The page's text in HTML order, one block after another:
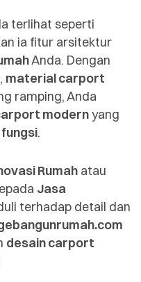
terlihat seperti
ia fitur arsitektur
Anda. Dengan
, material carport
ramping, Anda
modernyang
fungsi.
Rumah atau
Jasa
terhadap detail dan
desain carport